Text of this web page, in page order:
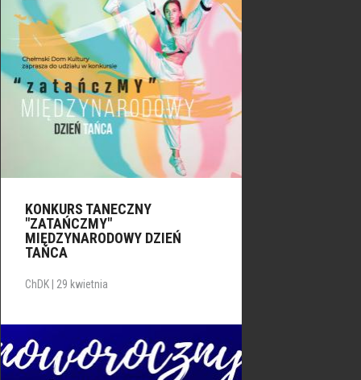
KONKURS TANECZNY
"ZATAŃCZMY"
MIĘDZYNARODOWY DZIEŃ
TAŃCA
ChDK | 29 kwietnia